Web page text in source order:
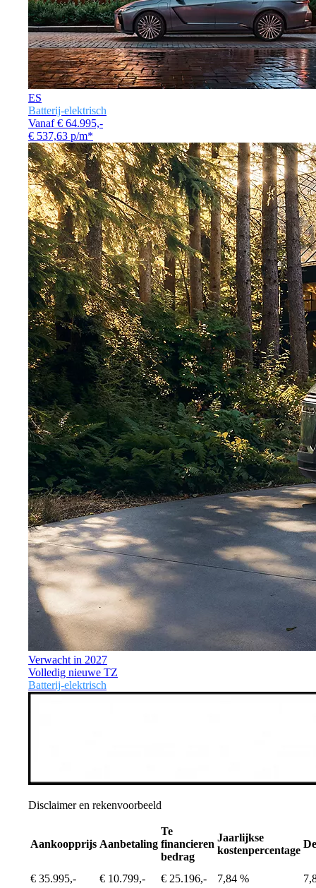
ES
Batterij-elektrisch
Vanaf € 64.995,-
€ 537,63 p/m*
Verwacht in 2027
Volledig nieuwe TZ
Batterij-elektrisch
Disclaimer en rekenvoorbeeld
Aankoopprijs Aanbetaling
Te
financieren
bedrag
Jaarlijkse
kostenpercentage
€ 35.995,- € 10.799,- € 25.196,- 7,84 %